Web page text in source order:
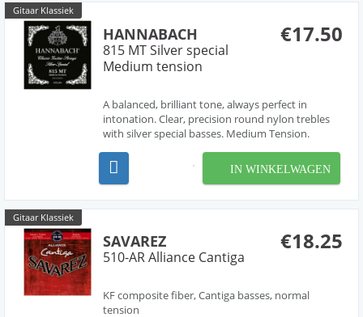
Gitaar Klassiek
€17.50
HANNABACH
815 MT Silver special
Medium tension
A balanced, brilliant tone, always perfect in
intonation. Clear, precision round nylon trebles
with silver special basses. Medium Tension.
IN WINKELWAGEN
Gitaar Klassiek
€18.25
SAVAREZ
510-AR Alliance Cantiga
KF composite fiber, Cantiga basses, normal
tension